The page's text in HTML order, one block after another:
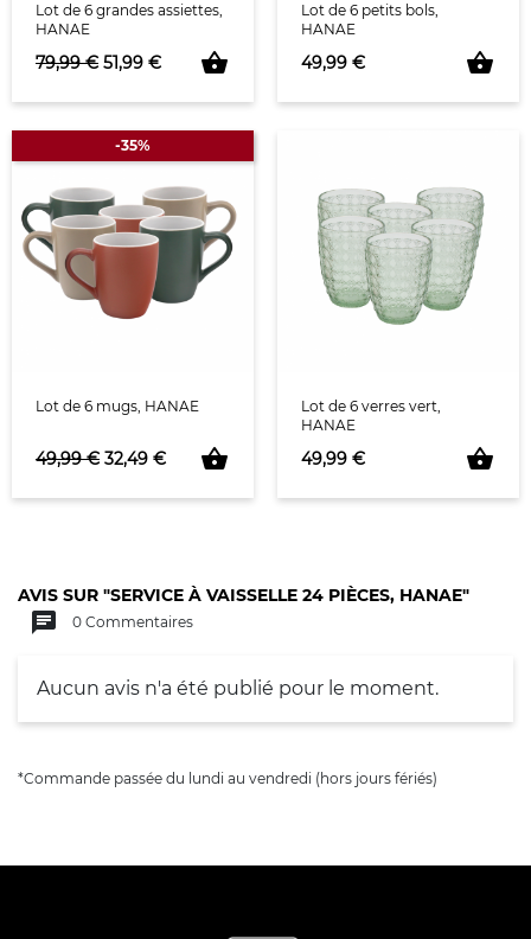
Lot de 6 grandes assiettes,
HANAE
Prix de base
79,99 € Prix
51,99 € shopping_basket
Lot de 6 petits bols,
HANAE
Prix
49,99 € shopping_basket
Lot de 6 mugs, HANAE
Prix de base
49,99 € Prix
32,49 € shopping_basket
-35%
Lot de 6 verres vert,
HANAE
Prix
49,99 € shopping_basket
AVIS SUR "SERVICE À VAISSELLE 24 PIÈCES, HANAE"
chat 0 Commentaires
Aucun avis n'a été publié pour le moment.
*Commande passée du lundi au vendredi (hors jours fériés)